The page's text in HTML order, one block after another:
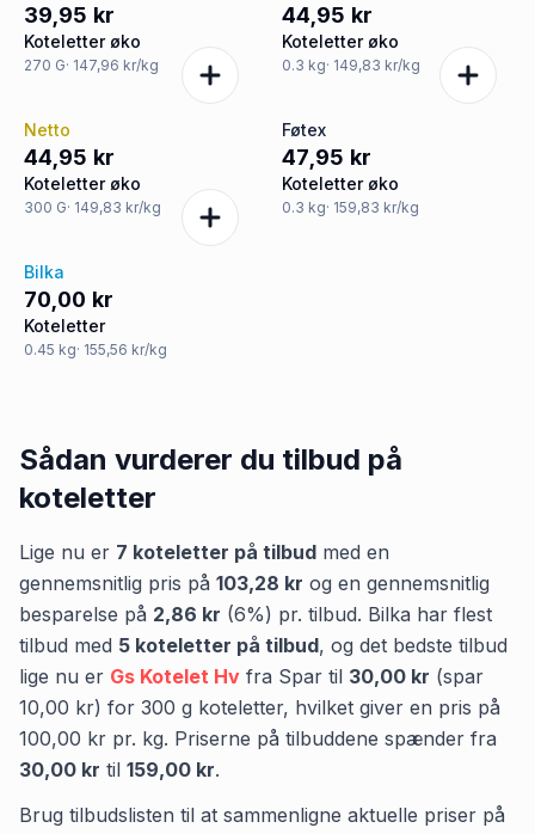
39,95 kr
Koteletter øko
270 G· 147,96 kr/kg
44,95 kr
Koteletter øko
0.3 kg· 149,83 kr/kg
Netto
44,95 kr
Koteletter øko
300 G· 149,83 kr/kg
Føtex
47,95 kr
Koteletter øko
0.3 kg· 159,83 kr/kg
Bilka
70,00 kr
Koteletter
0.45 kg· 155,56 kr/kg
Sådan vurderer du tilbud på
koteletter
Lige nu er 7 koteletter på tilbud med en
gennemsnitlig pris på 103,28 kr og en gennemsnitlig
besparelse på 2,86 kr (6%) pr. tilbud. Bilka har flest
tilbud med 5 koteletter på tilbud, og det bedste tilbud
lige nu er Gs Kotelet Hv fra Spar til 30,00 kr (spar
10,00 kr) for 300 g koteletter, hvilket giver en pris på
100,00 kr pr. kg. Priserne på tilbuddene spænder fra
30,00 kr til 159,00 kr.
Brug tilbudslisten til at sammenligne aktuelle priser på